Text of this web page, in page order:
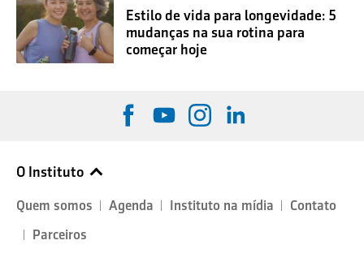
Estilo de vida para longevidade: 5
mudanças na sua rotina para
começar hoje
O Instituto
Quem somos Agenda Instituto na mídia
Contato
Parceiros